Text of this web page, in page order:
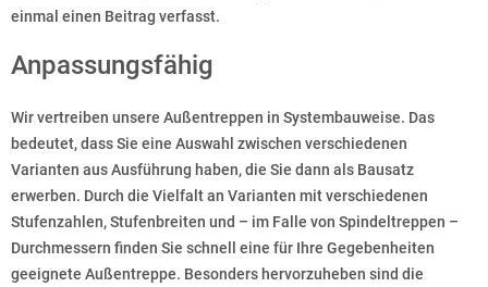
einmal einen Beitrag verfasst.
Anpassungsfähig
Wir vertreiben unsere Außentreppen in Systembauweise. Das
bedeutet, dass Sie eine Auswahl zwischen verschiedenen
Varianten aus Ausführung haben, die Sie dann als Bausatz
erwerben. Durch die Vielfalt an Varianten mit verschiedenen
Stufenzahlen, Stufenbreiten und – im Falle von Spindeltreppen –
Durchmessern finden Sie schnell eine für Ihre Gegebenheiten
geeignete Außentreppe. Besonders hervorzuheben sind die